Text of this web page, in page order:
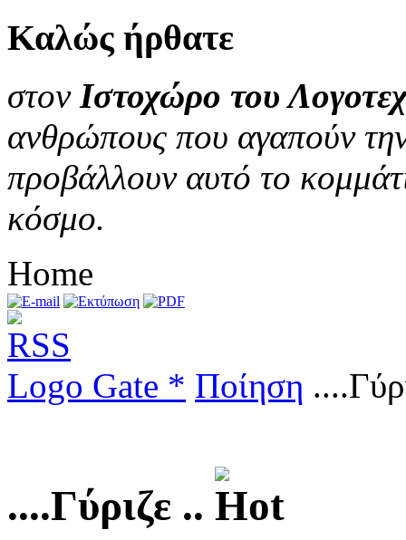
Καλώς ήρθατε
στον Ιστοχώρο του
ανθρώπους που αγαπούν
προβάλλουν αυτό το
κόσμο.
Home
Logo Gate * Ποίηση
....Γύριζε ..